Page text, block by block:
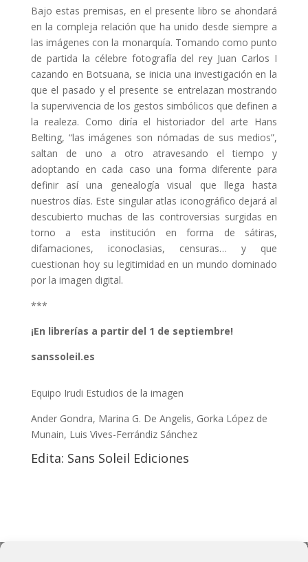
Bajo estas premisas, en el presente libro se ahondará
en la compleja relación que ha unido desde siempre a
las imágenes con la monarquía. Tomando como punto
de partida la célebre fotografía del rey Juan Carlos I
cazando en Botsuana, se inicia una investigación en la
que el pasado y el presente se entrelazan mostrando
la supervivencia de los gestos simbólicos que definen a
la realeza. Como diría el historiador del arte Hans
Belting, “las imágenes son nómadas de sus medios”,
saltan de uno a otro atravesando el tiempo y
adoptando en cada caso una forma diferente para
definir así una genealogía visual que llega hasta
nuestros días. Este singular atlas iconográfico dejará al
descubierto muchas de las controversias surgidas en
torno a esta institución en forma de sátiras,
difamaciones, iconoclasias, censuras… y que
cuestionan hoy su legitimidad en un mundo dominado
por la imagen digital.
***
¡En librerías a partir del 1 de septiembre!
sanssoleil.es
Equipo Irudi Estudios de la imagen
Ander Gondra, Marina G. De Angelis, Gorka López de
Munain, Luis Vives-Ferrándiz Sánchez
Edita: Sans Soleil Ediciones